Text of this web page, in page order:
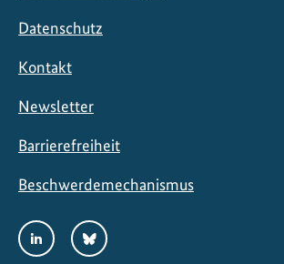
Datenschutz
Kontakt
Newsletter
Barrierefreiheit
Beschwerdemechanismus
Social
Media
LinkedInBluesky